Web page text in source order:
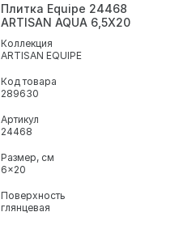
Плитка Equipe 24468
ARTISAN AQUA 6,5X20
Коллекция
ARTISAN EQUIPE
Код товара
289630
Артикул
24468
Размер, см
6x20
Поверхность
глянцевая